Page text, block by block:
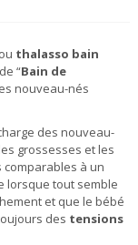
thalasso bain
“Bain de
nouveau-nés
des nouveau-
grossesses et les
à un
lorsque tout semble
et que le bébé
des tensions